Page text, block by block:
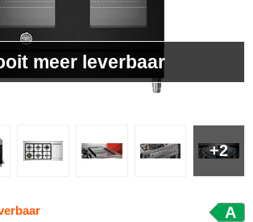
+2
meer leverbaar
A